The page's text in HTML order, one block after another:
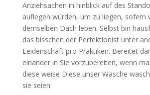
Anziehsachen in hinblick auf des
auflegen würden, um zu liegen, sofern
demselben Dach leben. Selbst bin
das bisschen der Perfektionist unter
Leidenschaft pro Praktiken. Bereitet
einander in Sie vorzubereiten, wenn
diese weise Diese unser Wäsche
sie seien.